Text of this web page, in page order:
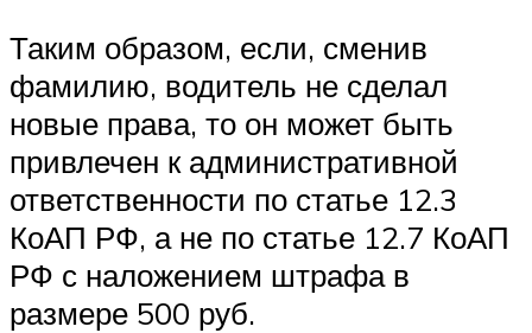
Таким образом, если, сменив
фамилию, водитель не сделал
новые права, то он может быть
привлечен к административной
ответственности по статье 12.3
КоАП РФ, а не по статье 12.7 КоАП
РФ с наложением штрафа в
размере 500 руб.